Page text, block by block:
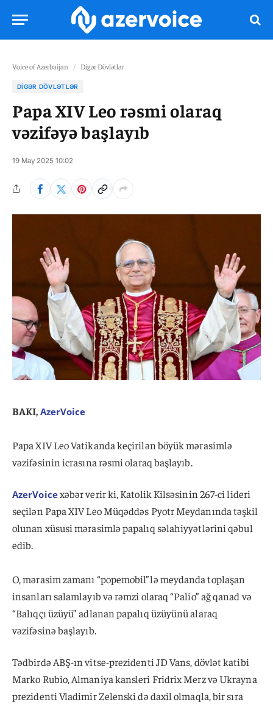
Voice of Azerbaijan / Digər Dövlətlər
DIGƏR DÖVLƏTLƏR
Papa XIV Leo rəsmi olaraq
vəzifəyə başlayıb
19 May 2025 10:02
BAKI, AzerVoice
Papa XIV Leo Vatikanda keçirilən böyük mərasimlə
vəzifəsinin icrasına rəsmi olaraq başlayıb.
AzerVoicexəbər verir ki, Katolik Kilsəsinin 267-ci lideri
seçilən Papa XIV Leo Müqəddəs Pyotr Meydanında təşkil
olunan xüsusi mərasimlə papalıq səlahiyyətlərini qəbul
edib.
O, mərasim zamanı “popemobil”lə meydanda toplaşan
insanları salamlayıb və rəmzi olaraq “Palio” ağ qanad və
“Balıqçı üzüyü” adlanan papalıq üzüyünü alaraq
vəzifəsinə başlayıb.
Tədbirdə ABŞ-ın vitse-prezidenti JD Vans, dövlət katibi
Marko Rubio, Almaniya kansleri Fridrix Merz və Ukrayna
prezidenti Vladimir Zelenski də daxil olmaqla, bir sıra